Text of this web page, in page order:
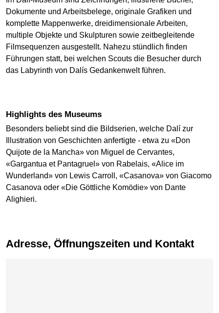
Dokumente und Arbeitsbelege, originale Grafiken und
komplette Mappenwerke, dreidimensionale Arbeiten,
multiple Objekte und Skulpturen sowie zeitbegleitende
Filmsequenzen ausgestellt. Nahezu stündlich finden
Führungen statt, bei welchen Scouts die Besucher durch
das Labyrinth von Dalís Gedankenwelt führen.
Highlights des Museums
Besonders beliebt sind die Bildserien, welche Dalí zur
Illustration von Geschichten anfertigte - etwa zu «Don
Quijote de la Mancha» von Miguel de Cervantes,
«Gargantua et Pantagruel» von Rabelais, «Alice im
Wunderland» von Lewis Carroll, «Casanova» von Giacomo
Casanova oder «Die Göttliche Komödie» von Dante
Alighieri.
Adresse, Öffnungszeiten und Kontakt